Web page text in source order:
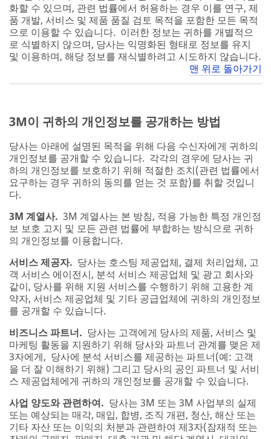
화할 수 있으며, 관련 법률에서 허용하는 경우 이를 연구, 제
품 개발, 서비스 및 제품 품질 검토 목적을 포함한 모든 목적
으로 이용할 수 있습니다. 이러한 정보는 귀하를 개별적으
로 식별하지 않으며, 당사는 익명화된 형태로 정보를 유지
및 이용하며, 해당 정보를 재식별하려고 시도하지 않습니다.
맨 위로 돌아가기
3M이 귀하의 개인정보를 공개하는 방법
당사는 아래에 설명된 목적을 위해 다음 수신자에게 귀하의
개인정보를 공개할 수 있습니다. 각각의 경우에 당사는 귀
하의 개인정보를 보호하기 위해 적절한 조치(관련 법률에서
요구하는 경우 귀하의 동의를 얻는 것 포함)를 취할 것입니
다.
3M 계열사. 3M 계열사는 본 방침, 적용 가능한 특정 개인정
보 보호 고지 및 모든 관련 법률에 부합하는 방식으로 귀하
의 개인정보를 이용합니다.
서비스 제공자. 당사는 호스팅 제공업체, 결제 처리업체, 고
객 서비스 에이전시, 분석 서비스 제공업체 및 광고 회사와
같이, 당사를 위해 지원 서비스를 수행하기 위해 고용한 계
약자, 서비스 제공업체 및 기타 공급업체에 귀하의 개인정보
를 공개할 수 있습니다.
비즈니스 파트너. 당사는 고객에게 당사의 제품, 서비스 및
마케팅 활동을 지원하기 위해 당사와 파트너 관계를 맺은 제
3자에게, 당사에 분석 서비스를 제공하는 파트너(예: 고객
을 더 잘 이해하기 위해) 그리고 당사의 공인 파트너 및 서비
스 제공업체에게 귀하의 개인정보를 공개할 수 있습니다.
사업 양도와 관련하여. 당사는 3M 또는 3M 사업부의 실제
또는 예상되는 매각, 매입, 합병, 조직 개편, 청산, 해산 또는
기타 자산 또는 이익의 처분과 관련하여 제3자(잠재적 또는